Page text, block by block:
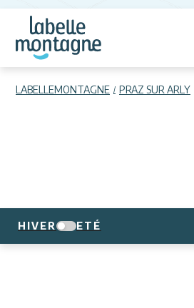
LABELLEMONTAGNE PRAZ SUR ARLY
HIVER ETÉ